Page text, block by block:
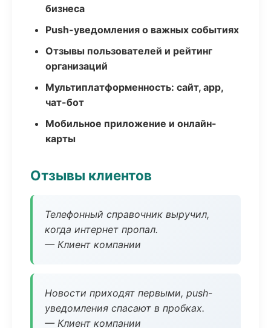
бизнеса
Push-уведомления о важных событиях
Отзывы пользователей и рейтинг
организаций
Мультиплатформенность: сайт, app,
чат-бот
Мобильное приложение и онлайн-
карты
Отзывы клиентов
Телефонный справочник выручил,
когда интернет пропал.
— Клиент компании
Новости приходят первыми, push-
уведомления спасают в пробках.
— Клиент компании